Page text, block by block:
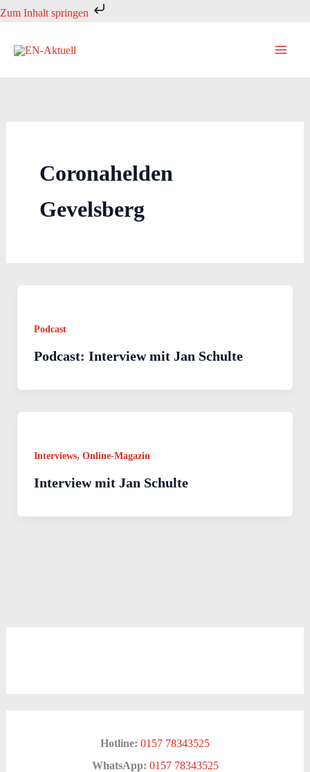
Zum Inhalt springen
Zum
springen
Coronahelden
Gevelsberg
Podcast
Podcast: Interview mit Jan Schulte
Interviews, Online-Magazin
Interview mit Jan Schulte
Hotline: 0157 78343525
WhatsApp: 0157 78343525